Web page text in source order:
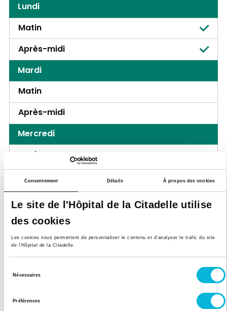
Consentement Détails À propos des cookies
Le site de l'Hôpital de la Citadelle utilise
des cookies
Les cookies nous permettent de personnaliser le contenu et d’analyser le trafic du site
de l'Hôpital de la Citadelle.
Nécessaires
Préférences
Lundi
Matin
Après-midi
Mardi
Matin
Après-midi
Mercredi
Matin
Après-midi
Jeudi
Matin
Après-midi
Vendredi
Après-midi